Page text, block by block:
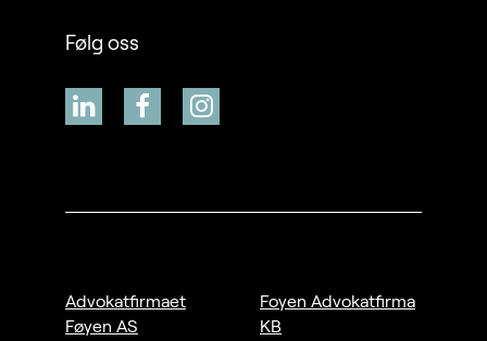
Følg oss
Advokatfirmaet
Føyen AS
Foyen Advokatfirma
KB